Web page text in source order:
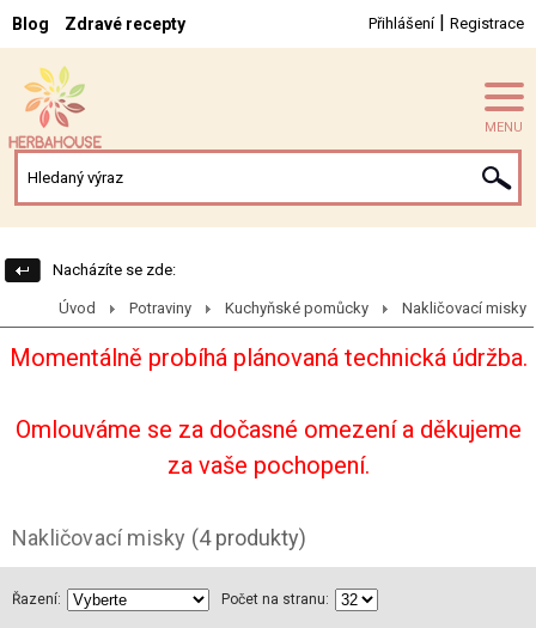
Blog Zdravé recepty Přihlášení| Registrace
MENU
Nacházíte se zde:
Úvod Potraviny Kuchyňské pomůcky Nakličovací misky
Momentálně probíhá plánovaná technická údržba.
Omlouváme se za dočasné omezení a děkujeme
za vaše pochopení.
Nakličovací misky (4 produkty)
Řazení: Počet na stranu: